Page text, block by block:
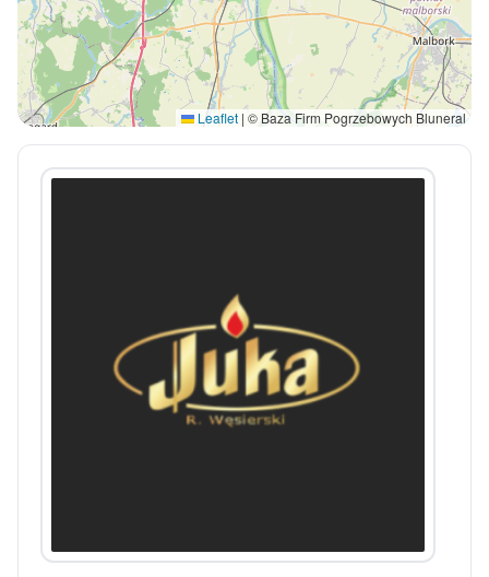
Leaflet | © Baza Firm Pogrzebowych Bluneral